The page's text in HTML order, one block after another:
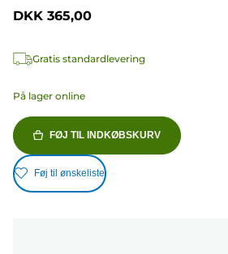
DKK 365,00
Gratis standardlevering
På lager online
FØJ TIL INDKØBSKURV
Føj til ønskeliste